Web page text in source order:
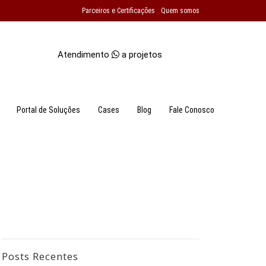
Parceiros e Certificações Quem somos
Atendimento a projetos
Portal de Soluções Cases Blog Fale Conosco
Posts Recentes